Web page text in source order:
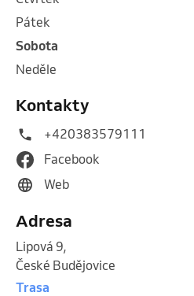
pátek
sobota
neděle
Kontakty
+420383579111
Facebook
Web
Adresa
Lipová 9,
České Budějovice
Trasa